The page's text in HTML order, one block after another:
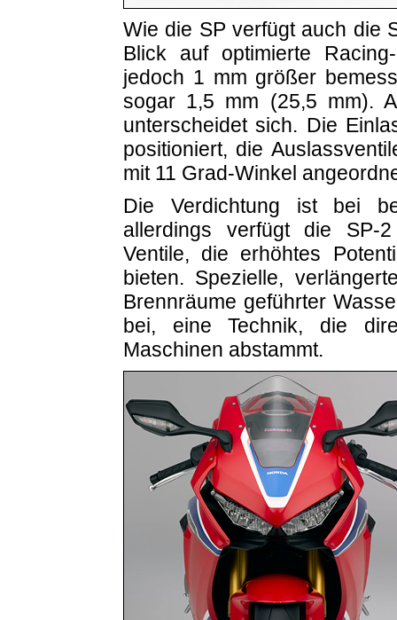
Wie die SP verfügt auch die
Blick auf optimierte
jedoch 1 mm größer
sogar 1,5 mm (25,5 mm).
unterscheidet sich. Die
positioniert, die
mit 11 Grad-Winkel
Die Verdichtung ist bei
allerdings verfügt die SP-
Ventile, die erhöhtes
bieten. Spezielle,
Brennräume geführter
bei, eine Technik, die
Maschinen abstammt.